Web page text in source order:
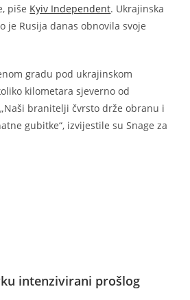
piše Kyiv Independent. Ukrajinska
je Rusija danas obnovila svoje
gradu pod ukrajinskom
kilometara sjeverno od
branitelji čvrsto drže obranu i
gubitke“, izvijestile su Snage za
intenzivirani prošlog